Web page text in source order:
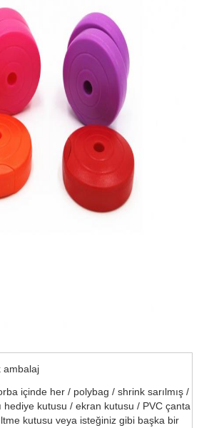
ambalaj
içinde her / polybag / shrink sarılmış /
hediye kutusu / ekran kutusu / PVC çanta
kutusu veya isteğiniz gibi başka bir